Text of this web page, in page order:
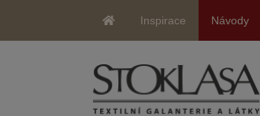
Inspirace Návody